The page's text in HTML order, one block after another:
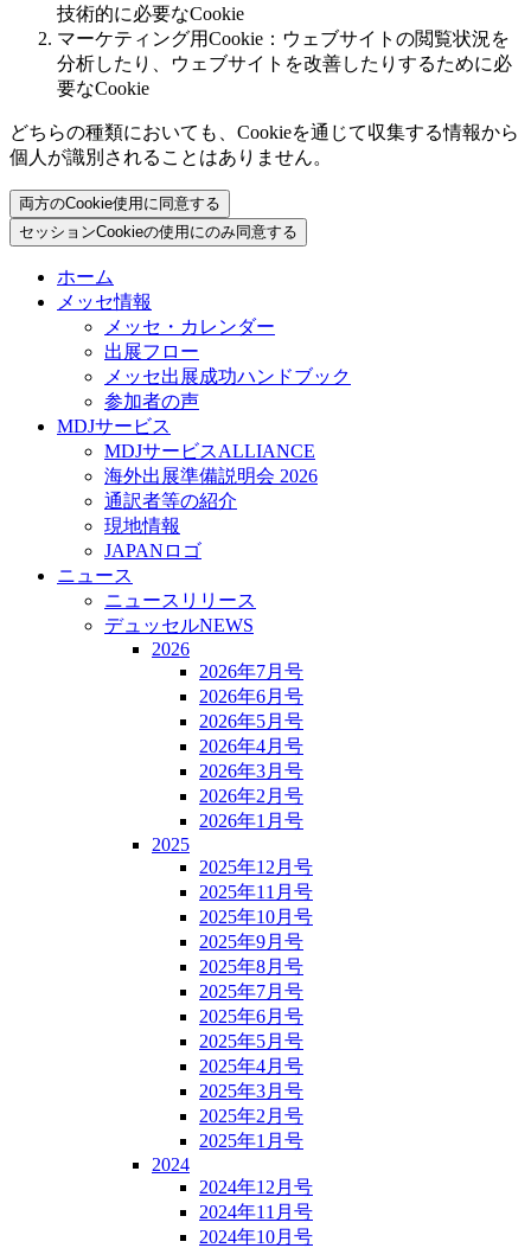
技術的に必要なCookie
マーケティング用Cookie：ウェブサイトの閲覧状況を
分析したり、ウェブサイトを改善したりするために必
要なCookie
どちらの種類においても、Cookieを通じて収集する情報から
個人が識別されることはありません。
両方のCookie使用に同意する
セッションCookieの使用にのみ同意する
ホーム
メッセ情報
メッセ・カレンダー
出展フロー
メッセ出展成功ハンドブック
参加者の声
MDJサービス
MDJサービスALLIANCE
海外出展準備説明会 2026
通訳者等の紹介
現地情報
JAPANロゴ
ニュース
ニュースリリース
デュッセルNEWS
2026
2026年7月号
2026年6月号
2026年5月号
2026年4月号
2026年3月号
2026年2月号
2026年1月号
2025
2025年12月号
2025年11月号
2025年10月号
2025年9月号
2025年8月号
2025年7月号
2025年6月号
2025年5月号
2025年4月号
2025年3月号
2025年2月号
2025年1月号
2024
2024年12月号
2024年11月号
2024年10月号